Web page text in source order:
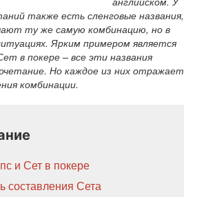
также есть сленговые названия,
ту же самую комбинацию, но в
Ярким примером является
в покере – все эти названия
Но каждое из них отражает
комбинации.
и Сет в покере
составления Сета